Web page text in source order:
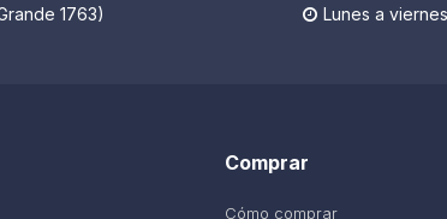
1763)  Lunes a
Comprar
Cómo comprar